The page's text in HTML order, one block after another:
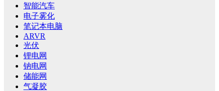
智能汽车
电子雾化
笔记本电脑
ARVR
光伏
锂电网
钠电网
储能网
气凝胶